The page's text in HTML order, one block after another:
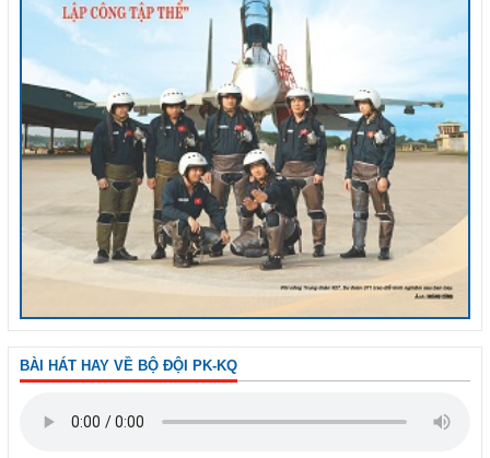
BÀI HÁT HAY VỀ BỘ ĐỘI PK-KQ